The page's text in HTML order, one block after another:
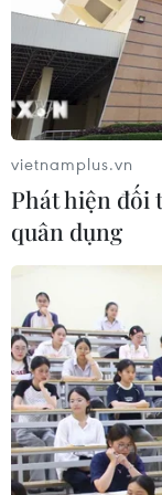
TIN LIÊN
vietnamplus.vn
Phát hiện đối
quân dụng